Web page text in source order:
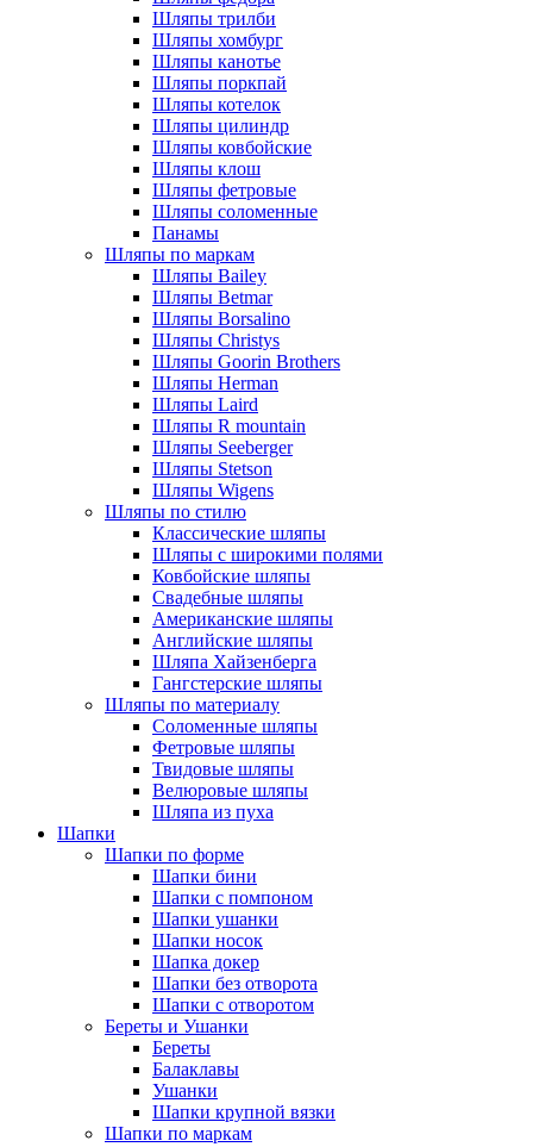
Шляпы трилби
Шляпы хомбург
Шляпы канотье
Шляпы поркпай
Шляпы котелок
Шляпы цилиндр
Шляпы ковбойские
Шляпы клош
Шляпы фетровые
Шляпы соломенные
Панамы
Шляпы по маркам
Шляпы Bailey
Шляпы Betmar
Шляпы Borsalino
Шляпы Christys
Шляпы Goorin Brothers
Шляпы Herman
Шляпы Laird
Шляпы R mountain
Шляпы Seeberger
Шляпы Stetson
Шляпы Wigens
Шляпы по стилю
Классические шляпы
Шляпы с широкими полями
Ковбойские шляпы
Свадебные шляпы
Американские шляпы
Английские шляпы
Шляпа Хайзенберга
Гангстерские шляпы
Шляпы по материалу
Соломенные шляпы
Фетровые шляпы
Твидовые шляпы
Велюровые шляпы
Шляпа из пуха
Шапки
Шапки по форме
Шапки бини
Шапки с помпоном
Шапки ушанки
Шапки носок
Шапка докер
Шапки без отворота
Шапки с отворотом
Береты и Ушанки
Береты
Балаклавы
Ушанки
Шапки крупной вязки
Шапки по маркам